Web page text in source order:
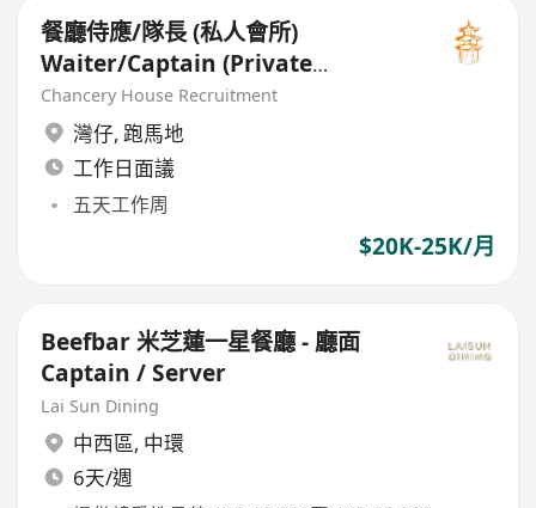
餐廳侍應/隊長 (私人會所)
Waiter/Captain (Private
Members' Club)
Chancery House Recruitment
灣仔, 跑馬地
工作日面議
五天工作周
$20K-25K/月
Beefbar 米芝蓮一星餐廳 - 廳面
Captain / Server
Lai Sun Dining
中西區, 中環
6天/週